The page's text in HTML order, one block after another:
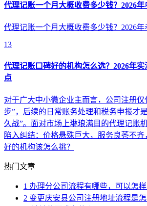
代理记账一个月大概收费多少钱？2026
代理记账一个月大概收费多少钱？2026
13
代理记账口碑好的机构怎么选？2026年
点
对于广大中小微企业主而言，公司注册仅
步”，后续的日常账务处理和税务申报才
久战”。面对市场上琳琅满目的代理记账
陷入纠结：价格悬殊巨大，服务良莠不
好的机构该怎么挑？
热门文章
1 办理分公司流程有哪些，可以怎样
2 变更庆安县公司注册地址流程是